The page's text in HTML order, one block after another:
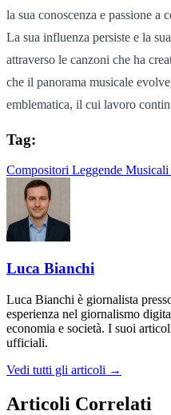
la sua conoscenza e passione a
La sua influenza persiste e la
attraverso le canzoni che ha
che il panorama musicale
emblematica, il cui lavoro
Tag:
Compositori Leggende Musicali
Luca Bianchi
Luca Bianchi è giornalista
esperienza nel giornalismo
economia e società. I suoi
ufficiali.
Vedi tutti gli articoli →
Articoli Correlati